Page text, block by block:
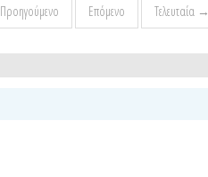
Προηγούμενο Επόμενο Τελευταία →